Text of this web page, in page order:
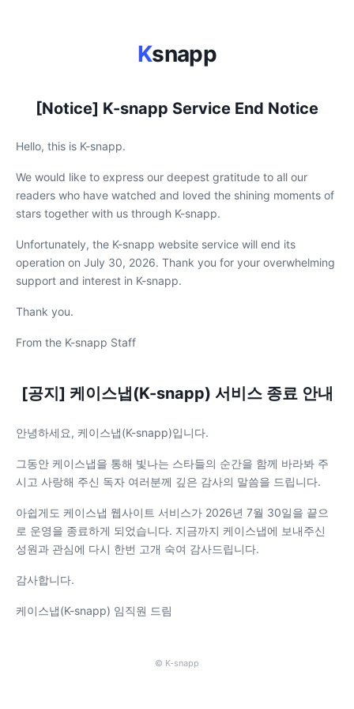
Ksnapp
[Notice] K-snapp Service End Notice
Hello, this is K-snapp.
We would like to express our deepest gratitude to all our
readers who have watched and loved the shining moments of
stars together with us through K-snapp.
Unfortunately, the K-snapp website service will end its
operation on July 30, 2026. Thank you for your overwhelming
support and interest in K-snapp.
Thank you.
From the K-snapp Staff
[공지] 케이스냅(K-snapp) 서비스 종료 안내
안녕하세요, 케이스냅(K-snapp)입니다.
그동안 케이스냅을 통해 빛나는 스타들의 순간을 함께 바라봐 주
시고 사랑해 주신 독자 여러분께 깊은 감사의 말씀을 드립니다.
아쉽게도 케이스냅 웹사이트 서비스가 2026년 7월 30일을 끝으
로 운영을 종료하게 되었습니다. 지금까지 케이스냅에 보내주신
성원과 관심에 다시 한번 고개 숙여 감사드립니다.
감사합니다.
케이스냅(K-snapp) 임직원 드림
© K-snapp